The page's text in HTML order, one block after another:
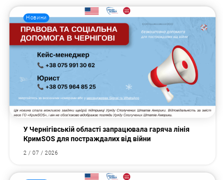
Новини
У Чернігівській області запрацювала гаряча лінія
КримSOS для постраждалих від війни
2 / 07 / 2026